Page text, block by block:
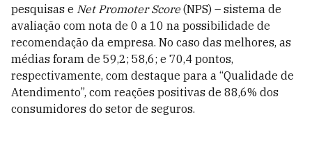
pesquisas e Net Promoter Score(NPS) – sistema de
avaliação com nota de 0 a 10 na possibilidade de
recomendação da empresa. No caso das melhores, as
médias foram de 59,2; 58,6; e 70,4 pontos,
respectivamente, com destaque para a “Qualidade de
Atendimento”, com reações positivas de 88,6% dos
consumidores do setor de seguros.